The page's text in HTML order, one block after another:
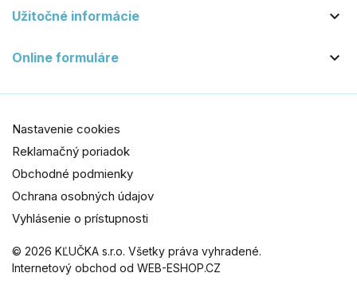
Užitočné informácie 
Online formuláre 
© 2026 KĽUČKA s.r.o. Všetky práva vyhradené.
Internetový obchod od WEB-ESHOP.CZ
Nastavenie cookies
Reklamačný poriadok
Obchodné podmienky
Ochrana osobných údajov
Vyhlásenie o prístupnosti